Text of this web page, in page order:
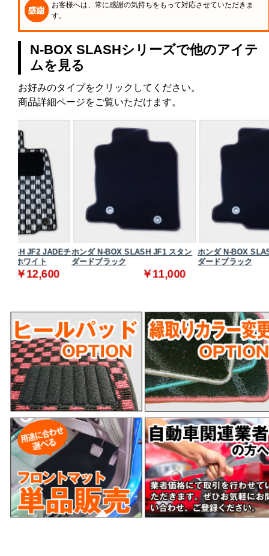
お客様へは、常に感謝の気持ちをもって対応させていただきま
す。
N-BOX SLASHシリーズで他のアイテ
ムを見る
お好みのタイプをクリックしてください。
商品詳細ページをご覧いただけます。
チホンダ N-BOX SLASH JF1 スタン
ダードブラック
ホンダ N-BOX SLASH JF2 スタン
ダードブラック